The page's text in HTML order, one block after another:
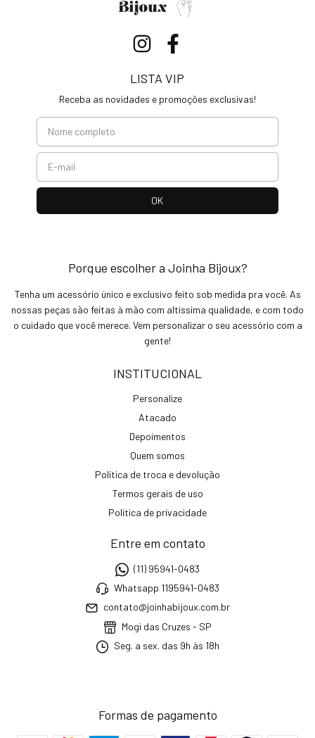
LISTA VIP
Receba as novidades e promoções exclusivas!
Porque escolher a Joinha Bijoux?
Tenha um acessório único e exclusivo feito sob medida pra você. As
nossas peças são feitas à mão com altíssima qualidade, e com todo
o cuidado que você merece. Vem personalizar o seu acessório com a
gente!
INSTITUCIONAL
Personalize
Atacado
Depoimentos
Quem somos
Política de troca e devolução
Termos gerais de uso
Política de privacidade
Entre em contato
(11) 95941-0483
Whatsapp 1195941-0483
contato@joinhabijoux.com.br
Mogi das Cruzes - SP
Seg. a sex. das 9h às 18h
Formas de pagamento